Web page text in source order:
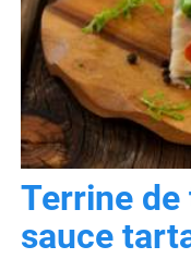
Terrine de
sauce